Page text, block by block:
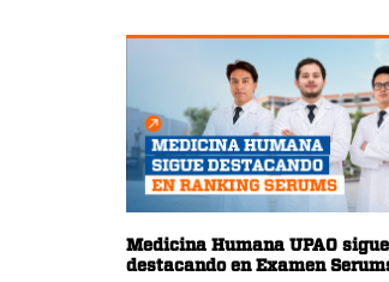
Medicina Humana UPAO sigue
destacando en Examen